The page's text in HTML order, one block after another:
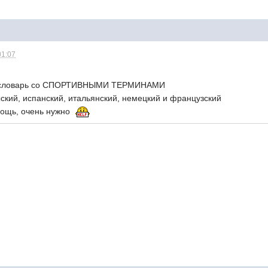
ееееее
словарь со СПОРТИВНЫМИ ТЕРМИНАМИ
испанский, итальянский, немецкий и французский
очень нужно